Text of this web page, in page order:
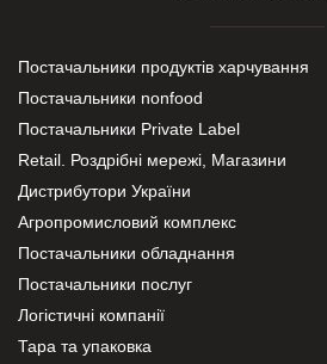
Постачальники продуктів харчування
Постачальники nonfood
Постачальники Private Label
Retail. Роздрібні мережі, Магазини
Дистрибутори України
Агропромисловий комплекс
Постачальники обладнання
Постачальники послуг
Логістичні компанії
Тара та упаковка